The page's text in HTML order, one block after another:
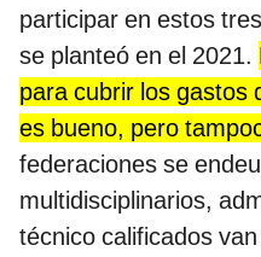
participar en estos
se planteó en el 2021.
para cubrir los gastos
es bueno, pero
federaciones se
multidisciplinarios,
técnico calificados